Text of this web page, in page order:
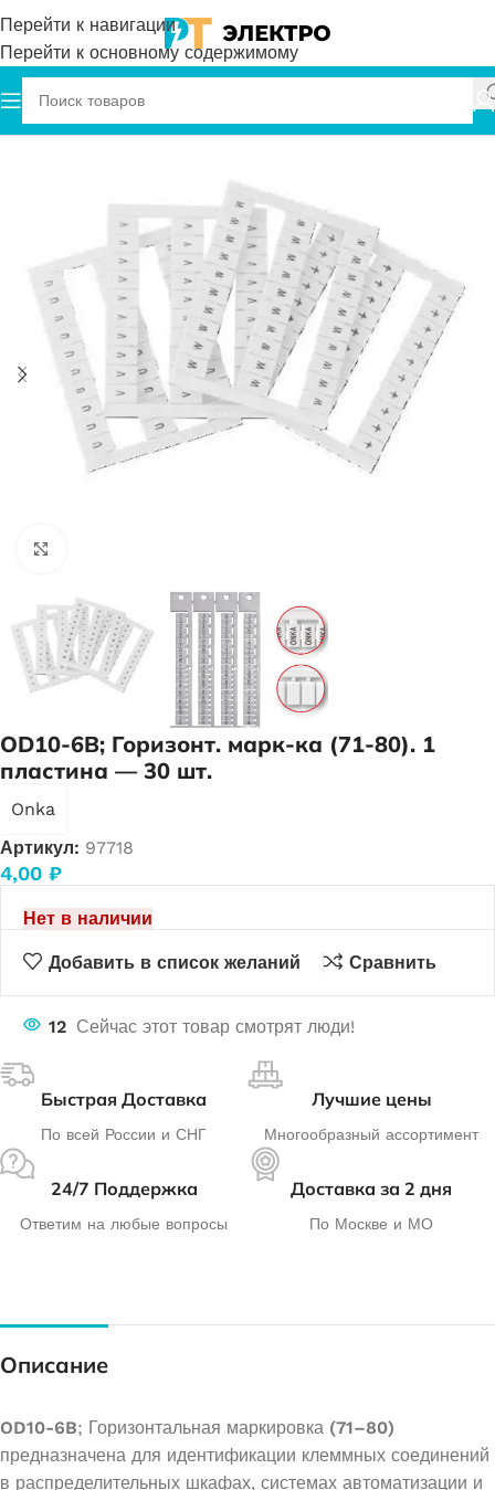
Перейти к навигации
Перейти к основному содержимому
Главная Onka Маркировка
OD10-6B; Горизонт. марк-ка (71-80). 1
пластина — 30 шт.
Onka
Артикул: 97718
4,00 ₽
Нет в наличии
Добавить в список желаний Сравнить
12 Сейчас этот товар смотрят люди!
Быстрая Доставка
По всей России и СНГ
Лучшие цены
Многообразный ассортимент
24/7 Поддержка
Ответим на любые вопросы
Доставка за 2 дня
По Москве и МО
Описание
OD10-6B; Горизонтальная маркировка (71–80)
предназначена для идентификации клеммных соединений
в распределительных шкафах, системах автоматизации и